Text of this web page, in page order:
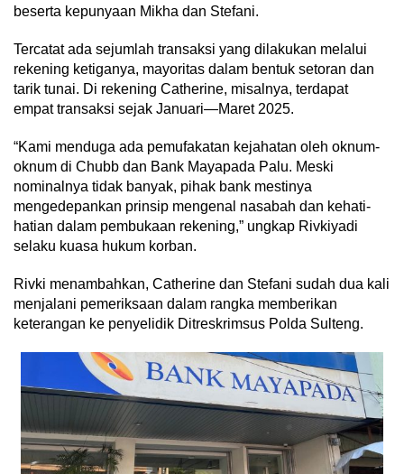
beserta kepunyaan Mikha dan Stefani.
Tercatat ada sejumlah transaksi yang dilakukan melalui
rekening ketiganya, mayoritas dalam bentuk setoran dan
tarik tunai. Di rekening Catherine, misalnya, terdapat
empat transaksi sejak Januari—Maret 2025.
“Kami menduga ada pemufakatan kejahatan oleh oknum-
oknum di Chubb dan Bank Mayapada Palu. Meski
nominalnya tidak banyak, pihak bank mestinya
mengedepankan prinsip mengenal nasabah dan kehati-
hatian dalam pembukaan rekening,” ungkap Rivkiyadi
selaku kuasa hukum korban.
Rivki menambahkan, Catherine dan Stefani sudah dua kali
menjalani pemeriksaan dalam rangka memberikan
keterangan ke penyelidik Ditreskrimsus Polda Sulteng.